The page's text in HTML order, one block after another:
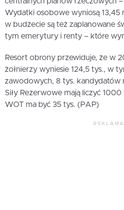
Wydatki osobowe wyniosą 13,45
w budżecie są też zaplanowane
tym emerytury i renty – które
Resort obrony przewiduje, że w
żołnierzy wyniesie 124,5 tys., w
zawodowych, 8 tys. kandydatów
Siły Rezerwowe mają liczyć 1000
WOT ma być 35 tys. (PAP)
REKLAMA